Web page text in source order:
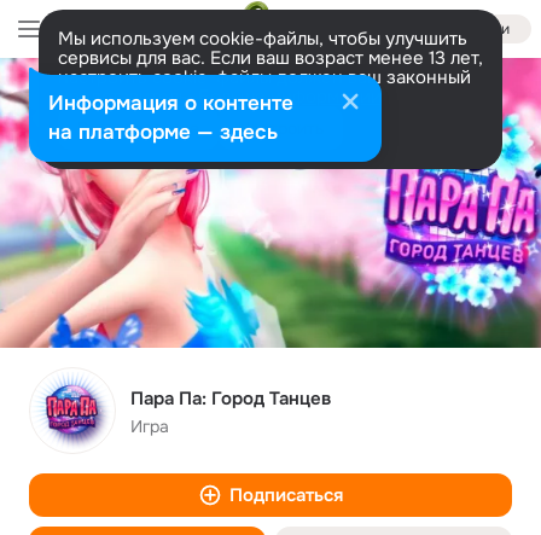
Войти
Мы используем cookie-файлы, чтобы улучшить
сервисы для вас. Если ваш возраст менее 13 лет,
настроить cookie-файлы должен ваш законный
представитель. Больше информации
Разрешить все Настроить
Пара Па: Город Танцев
Игра
Подписаться
Информация о контенте
на платформе — здесь